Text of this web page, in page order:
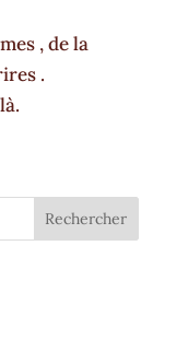
, de la
.
Rechercher